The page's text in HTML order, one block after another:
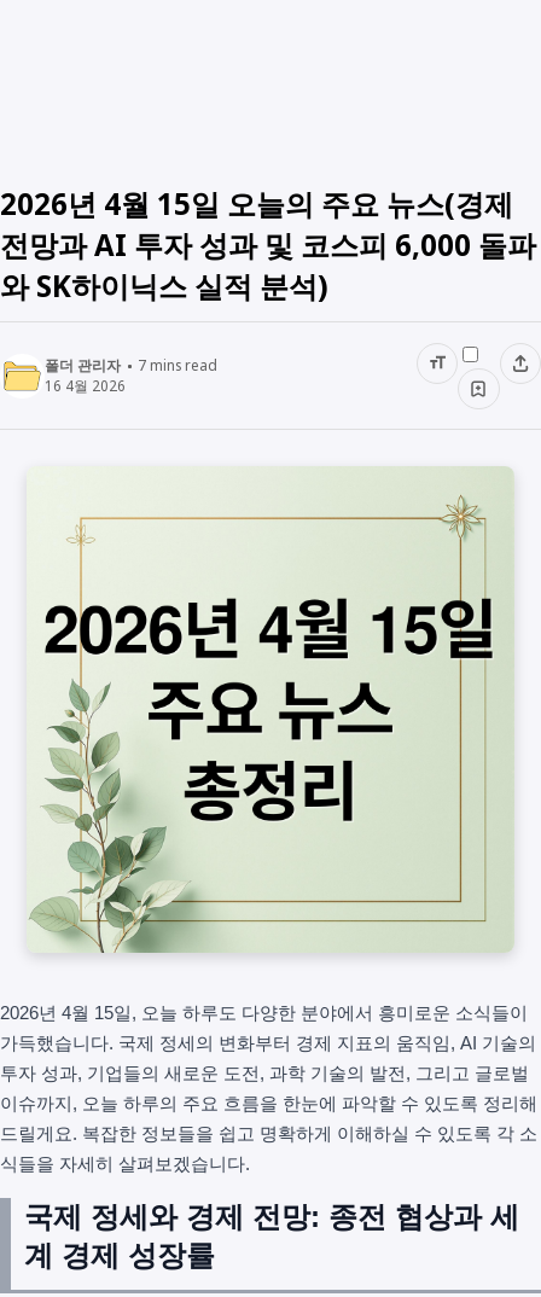
2026년 4월 15일 오늘의 주요 뉴스(경제
전망과 AI 투자 성과 및 코스피 6,000 돌파
와 SK하이닉스 실적 분석)
폴더 관리자 7mins read
16 4월 2026
2026년 4월 15일, 오늘 하루도 다양한 분야에서 흥미로운 소식들이
가득했습니다. 국제 정세의 변화부터 경제 지표의 움직임, AI 기술의
투자 성과, 기업들의 새로운 도전, 과학 기술의 발전, 그리고 글로벌
이슈까지, 오늘 하루의 주요 흐름을 한눈에 파악할 수 있도록 정리해
드릴게요. 복잡한 정보들을 쉽고 명확하게 이해하실 수 있도록 각 소
식들을 자세히 살펴보겠습니다.
국제 정세와 경제 전망: 종전 협상과 세
계 경제 성장률